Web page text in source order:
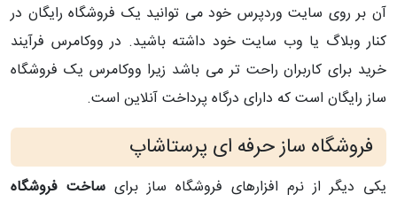
آن بر روی سایت وردپرس خود می توانید یک فروشگاه رایگان در
کنار وبلاگ یا وب سایت خود داشته باشید. در ووکامرس فرآیند
خرید برای کاربران راحت تر می باشد زیرا ووکامرس یک فروشگاه
ساز رایگان است که دارای درگاه پرداخت آنلاین است.
فروشگاه ساز حرفه ای پرستاشاپ
یکی دیگر از نرم افزارهای فروشگاه ساز برای ساخت فروشگاه